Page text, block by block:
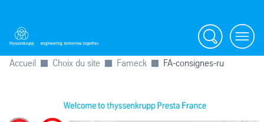
Search Menu
Accueil Choix du site Fameck FA-consignes-ru